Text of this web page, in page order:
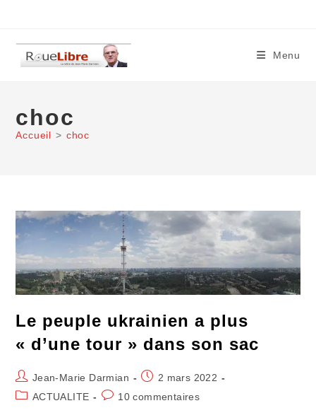
content
Menu
choc
Accueil > choc
Le peuple ukrainien a plus
« d’une tour » dans son sac
Auteur/autrice
de
Jean-Marie Darmian
Publication
2 mars 2022
PostACTUALITE
Commentaires
10 commentaires